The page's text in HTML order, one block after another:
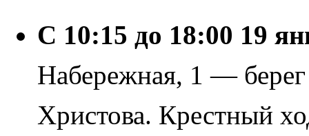
С 10:15 до 18:00 19
Набережная, 1 —
Христова. Крестный